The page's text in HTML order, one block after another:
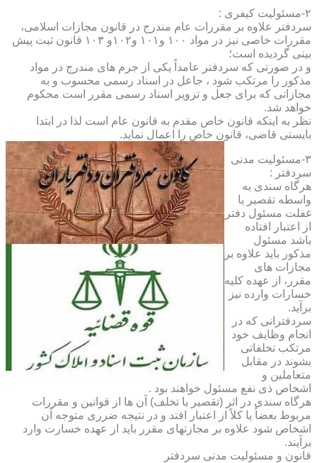
۲-مسئولیت کیفری :
سردفتر علاوه بر مقررات عام مندرج در قانون مجازات اسلامی،
مقررات خاصی نیز در مواد ۱۰۰ و۱۰۱ و۱۰۲و ۱۰۳ قانون ثبت پیش
بینی گردیده است؛
و در صورتی که سردفتر عامداً یکی از جرم های مندرج در مواد
مذکور را مرتکب شود ، جاعل در اسناد رسمی محسوب و به
مجازاتی که برای جعل و تزویر اسناد رسمی مقرر است محکوم
خواهد شد.
نظر به اینکه قانون خاص مقدم به قانون عام است لذا در ابتدا
بایستی قاضی، قانون خاص را اعمال نماید.
۳-مسئولیت مدنی
سردفتر :
هرگاه سندی به
واسطه تقصیر یا
غفلت مسئول دفتر
از اعتبار افتاده
باشد مسئول
مذکور باید علاوه بر
مجازات های
مقرر، از عهده کلیه
خسارات وارده نیز
برآید.
سردفترانی که در
انجام وظایف خود
مرتکب تخلفاتی
بشوند در مقابل
متعاملین و
اشخاص ذی نفع مسئول خواهند بود .
هرگاه سندی در اثر (تقصیر یا تخلف) آن ها از قوانین و مقررات
مربوط بعضاً یا کلاً از اعتبار افتد و در نتیجه ضرری متوجه آن
اشخاص شود علاوه بر مجازتهای مقرر باید از عهده خسارت وارد
برآیند.
قانون و مسئولیت مدنی سردفتر